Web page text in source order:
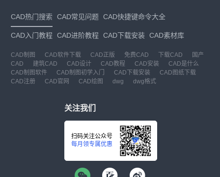
CAD热门搜索 CAD常见问题 CAD快捷键命令大全
CAD入门教程 CAD进阶教程 CAD下载安装 CAD素材库
CAD制图 CAD软件下载 CAD正版 免费CAD 下载CAD
国产
CAD
建筑CAD CAD设计 CAD教程 CAD安装
CAD是什么
CAD制图软件
CAD制图初学入门 CAD下载安装
CAD图纸下载
CAD注册
CAD官网 CAD绘图 dwg dwg格式
关注我们
扫码关注公众号
每月领专属优惠